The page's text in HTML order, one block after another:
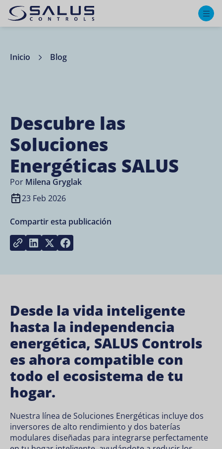
Inicio Blog
Descubre las
Soluciones
Energéticas SALUS
Por Milena Gryglak
23 Feb 2026
Compartir esta publicación
Copy linkShare on LinkedIn
Share on Twitter
Desde la vida inteligente
hasta la independencia
energética, SALUS Controls
es ahora compatible con
todo el ecosistema de tu
hogar.
Nuestra línea de Soluciones Energéticas incluye dos
inversores de alto rendimiento y dos baterías
modulares diseñadas para integrarse perfectamente